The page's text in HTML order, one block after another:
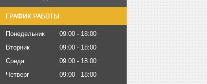
ГРАФИК РАБОТЫ
Понедельник 09:00
18:00
Вторник
09:00
18:00
Среда
09:00
18:00
Четверг
09:00
18:00